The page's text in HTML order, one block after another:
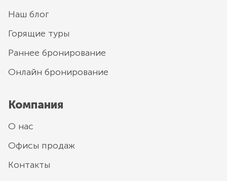
Наш блог
Горящие туры
Раннее бронирование
Онлайн бронирование
Компания
О нас
Офисы продаж
Контакты